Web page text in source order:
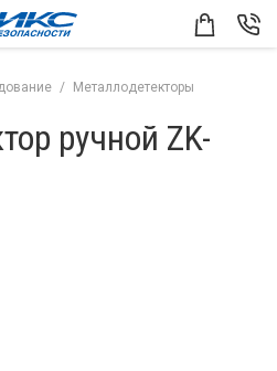
Металлодетекторы
ручной ZK-